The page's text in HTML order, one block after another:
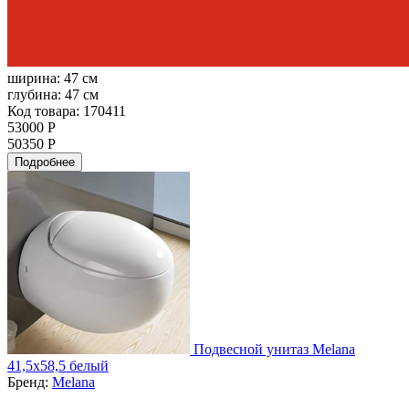
ширина: 47 см
глубина: 47 см
Код товара: 170411
53000 Р
50350 Р
Подробнее
Подвесной унитаз Melana
41,5x58,5 белый
Бренд: Melana